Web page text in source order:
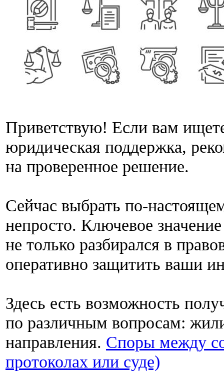
Приветствую! Если вам
юридическая поддержка,
на проверенное решение.
Сейчас выбрать по-
непросто. Ключевое
не только разбирался в
оперативно защитить ваши
Здесь есть возможность
по различным вопросам:
направления. Споры между
протоколах или суде)